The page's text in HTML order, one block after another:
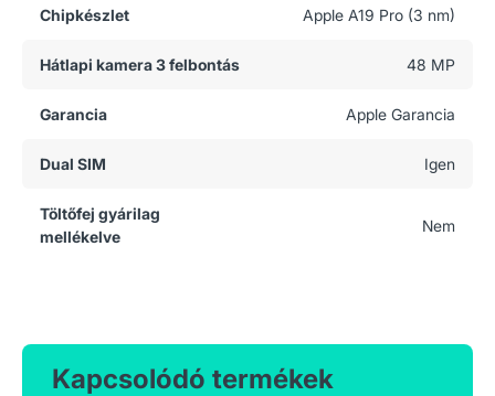
Chipkészlet Apple A19 Pro (3 nm)
Hátlapi kamera 3 felbontás 48 MP
Garancia Apple Garancia
Dual SIM Igen
Töltőfej gyárilag
mellékelve
Nem
Kapcsolódó termékek